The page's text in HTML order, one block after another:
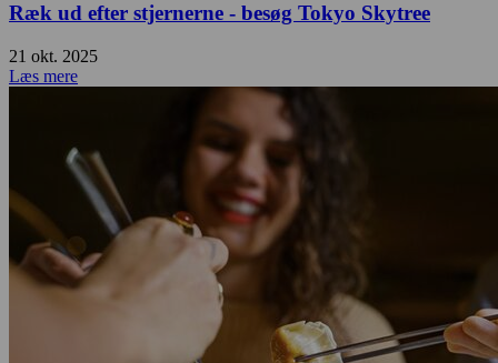
Ræk ud efter stjernerne - besøg Tokyo Skytree
21 okt. 2025
Læs mere